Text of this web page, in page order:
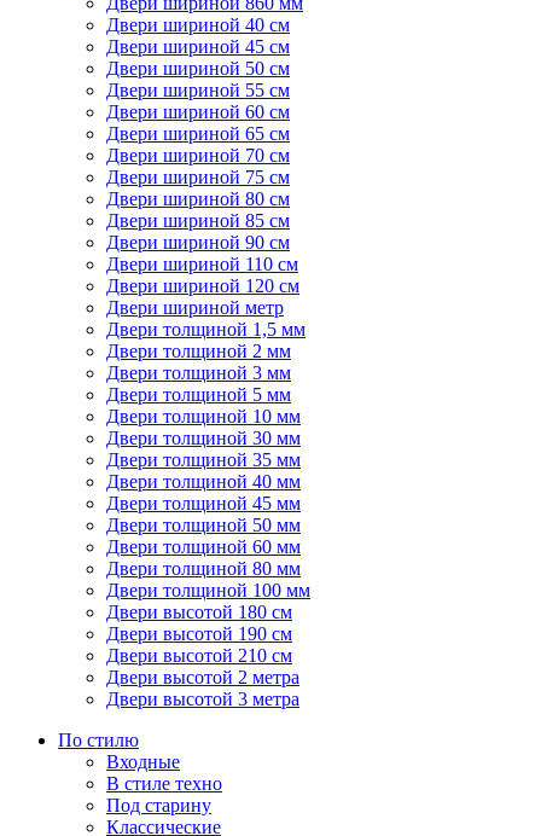
Двери шириной 40 см
Двери шириной 45 см
Двери шириной 50 см
Двери шириной 55 см
Двери шириной 60 см
Двери шириной 65 см
Двери шириной 70 см
Двери шириной 75 см
Двери шириной 80 см
Двери шириной 85 см
Двери шириной 90 см
Двери шириной 110 см
Двери шириной 120 см
Двери шириной метр
Двери толщиной 1,5 мм
Двери толщиной 2 мм
Двери толщиной 3 мм
Двери толщиной 5 мм
Двери толщиной 10 мм
Двери толщиной 30 мм
Двери толщиной 35 мм
Двери толщиной 40 мм
Двери толщиной 45 мм
Двери толщиной 50 мм
Двери толщиной 60 мм
Двери толщиной 80 мм
Двери толщиной 100 мм
Двери высотой 180 см
Двери высотой 190 см
Двери высотой 210 см
Двери высотой 2 метра
Двери высотой 3 метра
По стилю
Входные
В стиле техно
Под старину
Классические